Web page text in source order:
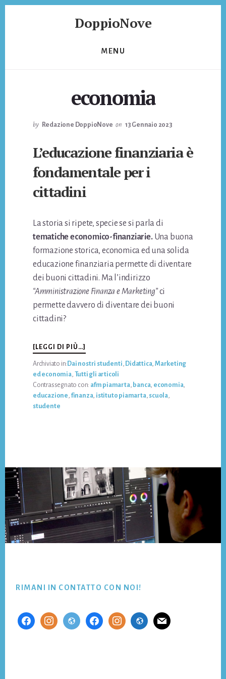
DoppioNove
MENU
economia
by Redazione DoppioNove on 13 Gennaio 2023
L’educazione finanziaria è
fondamentale per i
cittadini
La storia si ripete, specie se si parla di
tematiche economico-finanziarie.Una buona
formazione storica, economica ed una solida
educazione finanziaria permette di diventare
dei buoni cittadini. Ma l’indirizzo
“Amministrazione Finanza e Marketing”ci
permette davvero di diventare dei buoni
cittadini?
[LEGGI DI PIÙ…]
FINANZIARIA
È
FONDAMENTALE
PER
I
Archiviato in: Dai nostri studenti, Didattica, Marketing
ed economia, Tutti gli articoli
Contrassegnato con: afm piamarta, banca, economia,
educazione, finanza, istituto piamarta, scuola,
studente
RIMANI IN CONTATTO CON NOI!
facebookinstagramwebsitefacebookinstagramwebsitemail